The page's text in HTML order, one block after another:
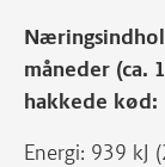
måneder (ca.
hakkede kød:
Energi: 939 kJ